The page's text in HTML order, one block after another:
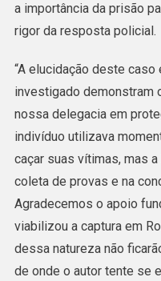
a importância da prisão
rigor da resposta policial.
“A elucidação deste
investigado demonstram
nossa delegacia em
indivíduo utilizava
caçar suas vítimas, mas
coleta de provas e na
Agradecemos o apoio
viabilizou a captura em
dessa natureza não
de onde o autor tente se